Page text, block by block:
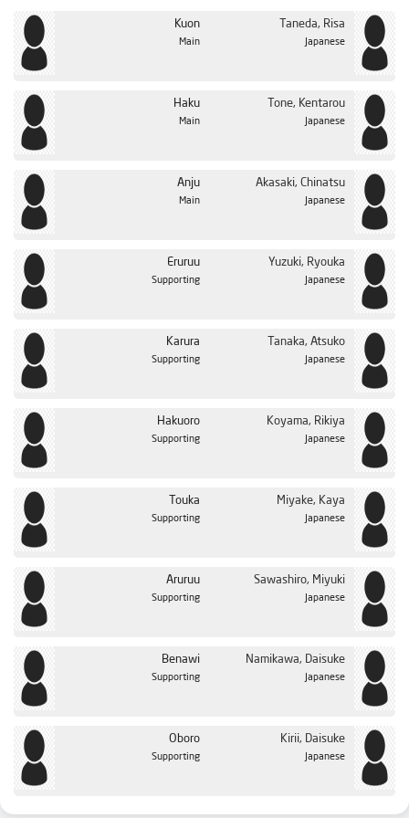
الحلقة 24
الحلقة 25
الحلقة 26
الحلقة 27
الحلقة 28
Kuon
Main
Taneda, Risa
Japanese
Haku
Main
Tone, Kentarou
Japanese
Anju
Main
Akasaki, Chinatsu
Japanese
Eruruu
Supporting
Yuzuki, Ryouka
Japanese
Karura
Supporting
Tanaka, Atsuko
Japanese
Hakuoro
Supporting
Koyama, Rikiya
Japanese
Touka
Supporting
Miyake, Kaya
Japanese
Aruruu
Supporting
Sawashiro, Miyuki
Japanese
Benawi
Supporting
Namikawa, Daisuke
Japanese
Oboro
Supporting
Kirii, Daisuke
Japanese